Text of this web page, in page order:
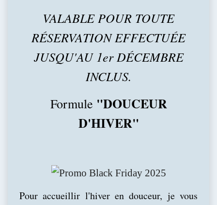
VALABLE POUR TOUTE
RÉSERVATION EFFECTUÉE
JUSQU'AU 1er DÉCEMBRE
INCLUS.
Formule "DOUCEUR
D'HIVER"
Pour accueillir l'hiver en douceur, je vous